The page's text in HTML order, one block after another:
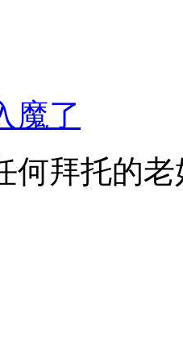
魔了
何拜托的老